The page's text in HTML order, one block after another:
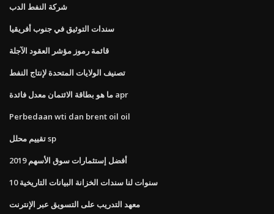
شركة النفط الدب
سندات التوثيق في جنوب أفريقيا
قائمة رموز مؤشر العقود الآجلة
تصنيف الولايات المتحدة لإنتاج النفط
ما هو بطاقة الائتمان معدل فائدة apr
Perbedaan wti dan brent oil oil
تقييم محلل sp
أفضل إستثمارات سوق الأسهم 2019
10 سنوات لنا سندات الخزانة البيانات التاريخية
معهد التدريب على التسويق عبر الإنترنت